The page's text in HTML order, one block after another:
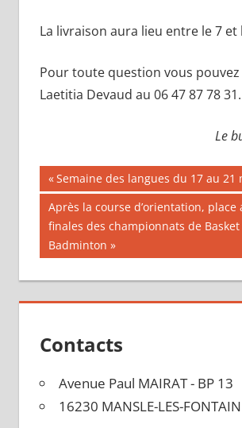
La livraison aura lieu entre le 7 et
Pour toute question vous
Laetitia Devaud au 06 47 87 78 31.
Le
Navigation
de
l’article
Publication
précédente :
Semaine des langues du 17 au 21
Publication
suivante :
Après la course d’orientation, place
finales des championnats de
Badminton
Contacts
Avenue Paul MAIRAT - BP 13
16230 MANSLE-LES-